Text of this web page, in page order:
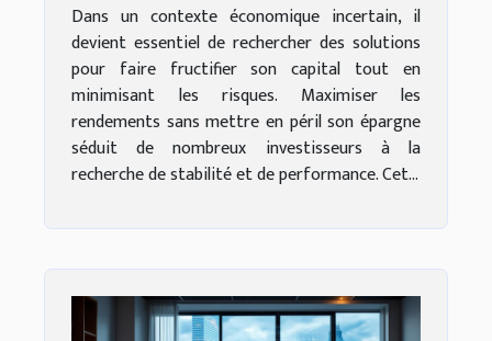
Dans un contexte économique incertain, il
devient essentiel de rechercher des solutions
pour faire fructifier son capital tout en
minimisant les risques. Maximiser les
rendements sans mettre en péril son épargne
séduit de nombreux investisseurs à la
recherche de stabilité et de performance. Cet...